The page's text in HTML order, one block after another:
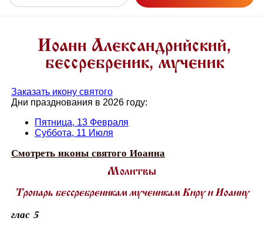
Иоанн Александрийский,
бессребреник, мученик
Заказать икону святого
Дни празднования в 2026 году:
Пятница, 13 Февраля
Суббота, 11 Июля
Смотреть иконы святого Иоанна
Молитвы
Тропарь бессребреникам мученикам Киру и Иоанну
глас 5